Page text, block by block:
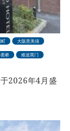
町 大阪恵美须
桥 难波黑门
2026年4月盛